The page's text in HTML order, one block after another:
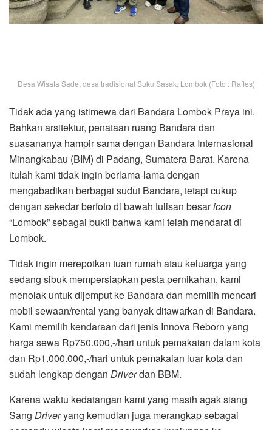
Desa Wisata Sade, desa tradisional Suku Sasak, Lombok (Foto : Rafles)
Tidak ada yang istimewa dari Bandara Lombok Praya ini.
Bahkan arsitektur, penataan ruang Bandara dan
suasananya hampir sama dengan Bandara Internasional
Minangkabau (BIM) di Padang, Sumatera Barat. Karena
itulah kami tidak ingin berlama-lama dengan
mengabadikan berbagai sudut Bandara, tetapi cukup
dengan sekedar berfoto di bawah tulisan besaricon
“Lombok” sebagai bukti bahwa kami telah mendarat di
Lombok.
Tidak ingin merepotkan tuan rumah atau keluarga yang
sedang sibuk mempersiapkan pesta pernikahan, kami
menolak untuk dijemput ke Bandara dan memilih mencari
mobil sewaan/rental yang banyak ditawarkan di Bandara.
Kami memilih kendaraan dari jenis Innova Reborn yang
harga sewa Rp750.000,-/hari untuk pemakaian dalam kota
dan Rp1.000.000,-/hari untuk pemakaian luar kota dan
sudah lengkap dengan Driverdan BBM.
Karena waktu kedatangan kami yang masih agak siang
Sang Driveryang kemudian juga merangkap sebagai